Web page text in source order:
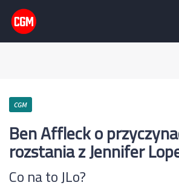
CGM
Ben Affleck o
rozstania z Jennifer
Co na to JLo?